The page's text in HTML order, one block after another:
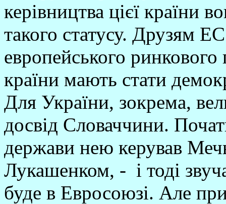
керівництва цієї країни
такого статусу. Друзям
европейського ринкового
країни мають стати
Для України, зокрема,
досвід Словаччини.
держави нею керував
Лукашенком, - і тоді
буде в Евросоюзі. Але